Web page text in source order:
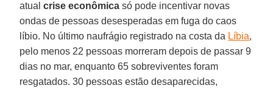
atualcrise econômica só pode incentivar novas
ondas de pessoas desesperadas em fuga do caos
líbio. No último naufrágio registrado na costa da Líbia,
pelo menos 22 pessoas morreram depois de passar 9
dias no mar, enquanto 65 sobreviventes foram
resgatados. 30 pessoas estão desaparecidas,